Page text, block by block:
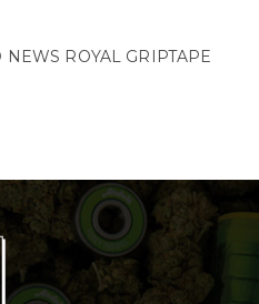
NEWS ROYAL GRIPTAPE